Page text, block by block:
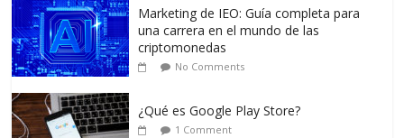
Marketing de IEO: Guía completa para
una carrera en el mundo de las
criptomonedas
No Comments
¿Qué es Google Play Store?
1 Comment